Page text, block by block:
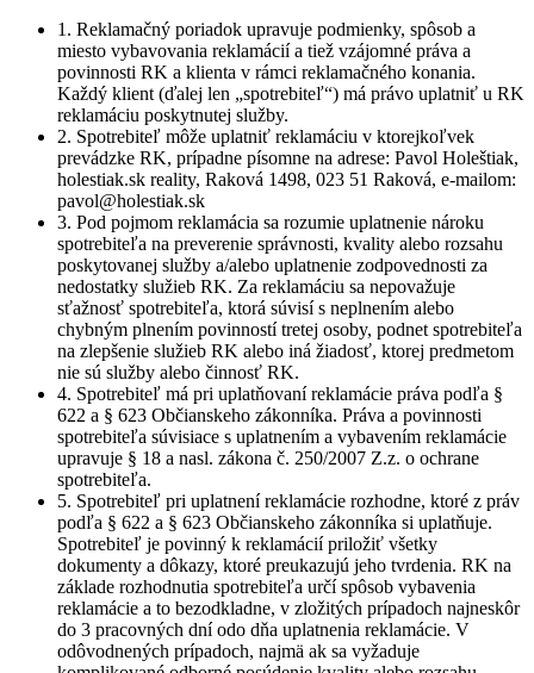
1. Reklamačný poriadok upravuje podmienky, spôsob a
miesto vybavovania reklamácií a tiež vzájomné práva a
povinnosti RK a klienta v rámci reklamačného konania.
Každý klient (ďalej len „spotrebiteľ“) má právo uplatniť u RK
reklamáciu poskytnutej služby.
2. Spotrebiteľ môže uplatniť reklamáciu v ktorejkoľvek
prevádzke RK, prípadne písomne na adrese: Pavol Holeštiak,
holestiak.sk reality, Raková 1498, 023 51 Raková, e-mailom:
pavol@holestiak.sk
3. Pod pojmom reklamácia sa rozumie uplatnenie nároku
spotrebiteľa na preverenie správnosti, kvality alebo rozsahu
poskytovanej služby a/alebo uplatnenie zodpovednosti za
nedostatky služieb RK. Za reklamáciu sa nepovažuje
sťažnosť spotrebiteľa, ktorá súvisí s neplnením alebo
chybným plnením povinností tretej osoby, podnet spotrebiteľa
na zlepšenie služieb RK alebo iná žiadosť, ktorej predmetom
nie sú služby alebo činnosť RK.
4. Spotrebiteľ má pri uplatňovaní reklamácie práva podľa §
622 a § 623 Občianskeho zákonníka. Práva a povinnosti
spotrebiteľa súvisiace s uplatnením a vybavením reklamácie
upravuje § 18 a nasl. zákona č. 250/2007 Z.z. o ochrane
spotrebiteľa.
5. Spotrebiteľ pri uplatnení reklamácie rozhodne, ktoré z práv
podľa § 622 a § 623 Občianskeho zákonníka si uplatňuje.
Spotrebiteľ je povinný k reklamácií priložiť všetky
dokumenty a dôkazy, ktoré preukazujú jeho tvrdenia. RK na
základe rozhodnutia spotrebiteľa určí spôsob vybavenia
reklamácie a to bezodkladne, v zložitých prípadoch najneskôr
do 3 pracovných dní odo dňa uplatnenia reklamácie. V
odôvodnených prípadoch, najmä ak sa vyžaduje